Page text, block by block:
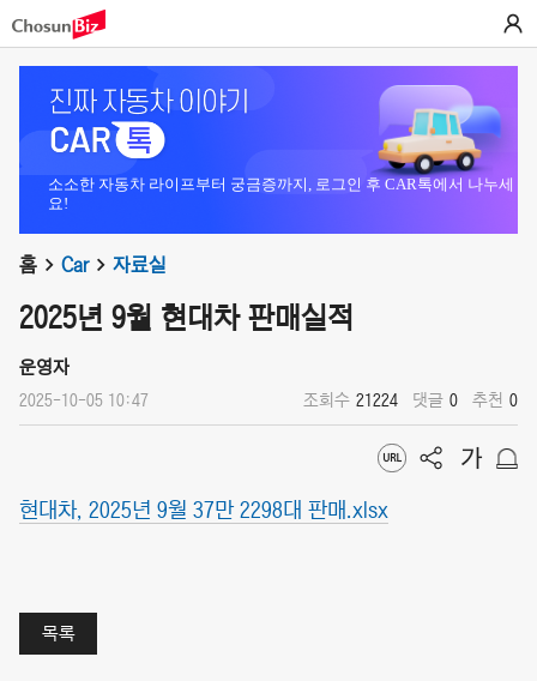
소소한 자동차 라이프부터 궁금증까지, 로그인 후 CAR톡에서 나누세
요!
홈 Car 자료실
2025년 9월 현대차 판매실적
운영자
2025-10-05 10:47 조회수 21224 댓글 0 추천 0
현대차, 2025년 9월 37만 2298대 판매.xlsx
목록